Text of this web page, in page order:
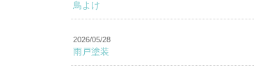
鳥よけ
2026/05/28
雨戸塗装